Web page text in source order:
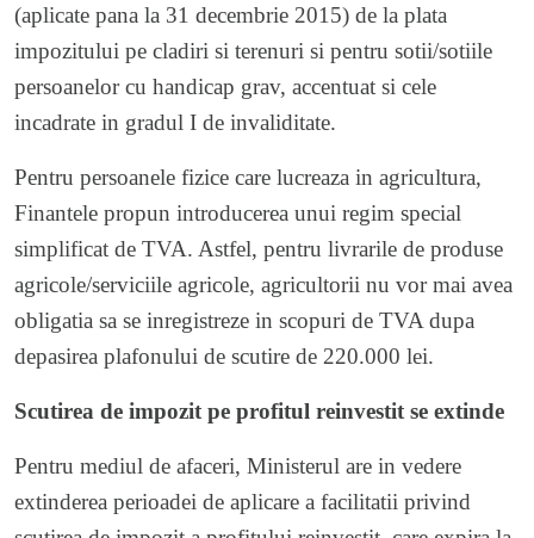
(aplicate pana la 31 decembrie 2015) de la plata
impozitului pe cladiri si terenuri si pentru sotii/sotiile
persoanelor cu handicap grav, accentuat si cele
incadrate in gradul I de invaliditate.
Pentru persoanele fizice care lucreaza in agricultura,
Finantele propun introducerea unui regim special
simplificat de TVA. Astfel, pentru livrarile de produse
agricole/serviciile agricole, agricultorii nu vor mai avea
obligatia sa se inregistreze in scopuri de TVA dupa
depasirea plafonului de scutire de 220.000 lei.
Scutirea de impozit pe profitul reinvestit se extinde
Pentru mediul de afaceri, Ministerul are in vedere
extinderea perioadei de aplicare a facilitatii privind